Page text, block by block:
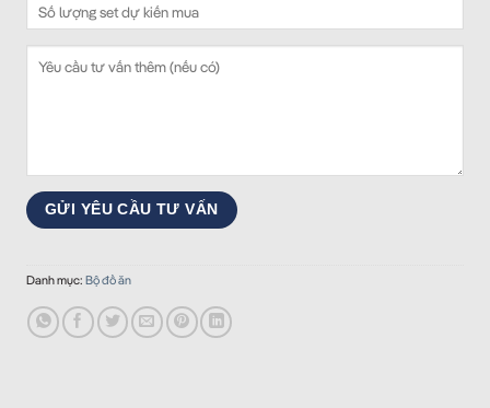
Danh mục: Bộ đồ ăn